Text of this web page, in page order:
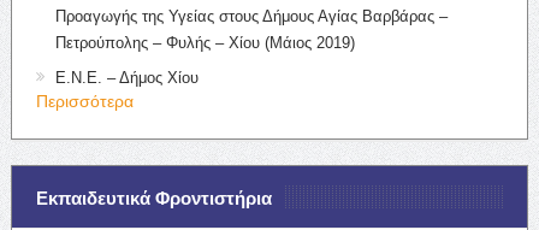
Προαγωγής της Υγείας στους Δήμους Αγίας Βαρβάρας –
Πετρούπολης – Φυλής – Χίου (Μάιος 2019)
Ε.Ν.Ε. – Δήμος Χίου
Περισσότερα
Εκπαιδευτικά Φροντιστήρια